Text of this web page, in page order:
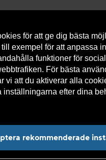
för att ge dig bästa
exempel för att anpassa
funktioner för
För bästa
vi att du aktiverar alla
inställningarna efter dina
rekommenderade
Hållbarhet